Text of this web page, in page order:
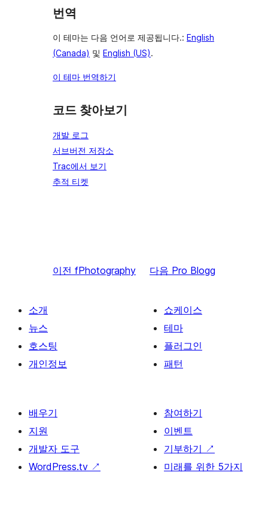
번역
이 테마는 다음 언어로 제공됩니다.: English
(Canada) 및 English (US).
이 테마 번역하기
코드 찾아보기
개발 로그
서브버전 저장소
Trac에서 보기
추적 티켓
이전 fPhotography 다음 Pro Blogg
소개
뉴스
호스팅
개인정보
쇼케이스
테마
플러그인
패턴
배우기
지원
개발자 도구
WordPress.tv ↗
참여하기
이벤트
기부하기 ↗
미래를 위한 5가지